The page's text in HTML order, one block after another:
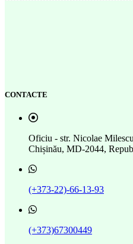
CONTACTE
Oficiu - str. Nicolae
Chișinău, MD-2044,
(+373-22)-66-13-93
(+373)67300449